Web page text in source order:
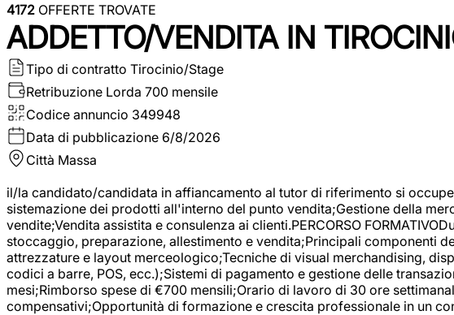
4172 OFFERTE TROVATE
ADDETTO/VENDITA IN
Tipo di contratto Tirocinio/Stage
Retribuzione Lorda 700 mensile
Codice annuncio 349948
Data di pubblicazione 6/8/2026
Città Massa
il/la candidato/candidata in affiancamento al tutor di riferimento si
sistemazione dei prodotti all'interno del punto vendita;Gestione della
vendite;Vendita assistita e consulenza ai clienti.PERCORSO
stoccaggio, preparazione, allestimento e vendita;Principali componenti
attrezzature e layout merceologico;Tecniche di visual merchandising,
codici a barre, POS, ecc.);Sistemi di pagamento e gestione delle
mesi;Rimborso spese di €700 mensili;Orario di lavoro di 30 ore
compensativi;Opportunità di formazione e crescita professionale in un